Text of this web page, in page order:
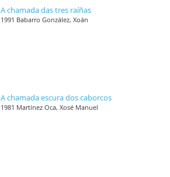
A chamada das tres raíñas
1991 Babarro González, Xoán
A chamada escura dos caborcos
1981 Martínez Oca, Xosé Manuel